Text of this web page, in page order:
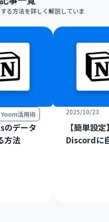
る方法を詳しく解説していま
Yoom活用術
のデータ
方法
2025/10/23
【簡単設
Discordに